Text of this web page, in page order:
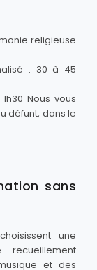
religieuse
: 30 à 45
Nous vous
défunt, dans le
sans
une
et des